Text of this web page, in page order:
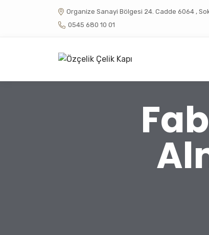
Organize Sanayi Bölgesi 24. Cadde 6064 ,
0545 680 10 01